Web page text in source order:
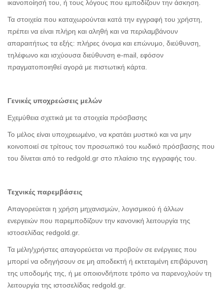
ικανοποίησή του, ή τους λόγους που εμποδίζουν την άσκηση.
Τα στοιχεία που καταχωρούνται κατά την εγγραφή του χρήστη,
πρέπει να είναι πλήρη και αληθή και να περιλαμβάνουν
απαραιτήτως τα εξής: πλήρες όνομα και επώνυμο, διεύθυνση,
τηλέφωνο και ισχύουσα διεύθυνση e-mail, εφόσον
πραγματοποιηθεί αγορά με πιστωτική κάρτα.
Γενικές υποχρεώσεις μελών
Εχεμύθεια σχετικά με τα στοιχεία πρόσβασης
Το μέλος είναι υποχρεωμένο, να κρατάει μυστικό και να μην
κοινοποιεί σε τρίτους τον προσωπικό του κωδικό πρόσβασης που
του δίνεται από το redgold.gr στο πλαίσιο της εγγραφής του.
Τεχνικές παρεμβάσεις
Απαγορεύεται η χρήση μηχανισμών, λογισμικού ή άλλων
ενεργειών που παρεμποδίζουν την κανονική λειτουργία της
ιστοσελίδας redgold.gr.
Τα μέλη/χρήστες απαγορεύεται να προβούν σε ενέργειες που
μπορεί να οδηγήσουν σε μη αποδεκτή ή εκτεταμένη επιβάρυνση
της υποδομής της, ή με οποιονδήποτε τρόπο να παρενοχλούν τη
λειτουργία της ιστοσελίδας redgold.gr.